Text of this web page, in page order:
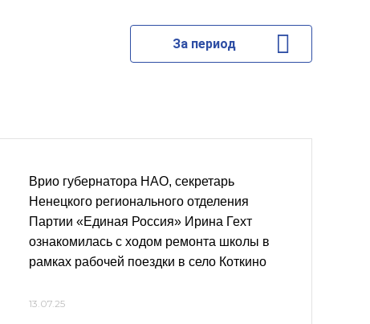
За период
Врио губернатора НАО, секретарь
Ненецкого регионального отделения
Партии «Единая Россия» Ирина Гехт
ознакомилась с ходом ремонта школы в
рамках рабочей поездки в село Коткино
13.07.25